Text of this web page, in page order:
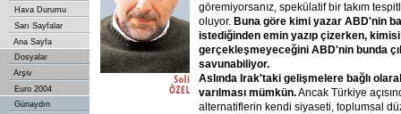
Hava Durumu
Sarı Sayfalar
Ana Sayfa
Dosyalar
Arşiv
Euro 2004
Günaydın
göremiyorsanız, spekülatif bir takım
oluyor. Buna göre kimi yazar ABD'nin
istediğinden emin yazıp çizerken,
gerçekleşmeyeceğini ABD'nin bunda
savunabiliyor.
Aslında Irak'taki gelişmelere bağlı
varılması mümkün.Ancak Türkiye
alternatiflerin kendi siyaseti, toplumsal